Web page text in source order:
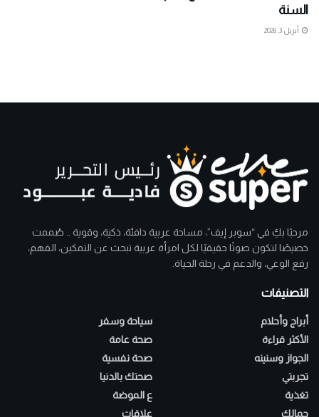
السنة
أبريل 3, 2026
مرحبًا بكِ في “سوبر إيف”، مساحة عربية دافئة، ذكية، وقوية .. صُممت
خصيصًا لتكون صوتًا حقيقيًا لكل امرأة عربية تبحث عن التمكين، الفهم،
رفع الوعي، والدعم في رحلة الحياة.
التصنيفات
أبراج وأحلام
الأكثر قراءة
الجواز وسنينه
تجربتي
تغذية
جمالك
سياحة وسفر
صحة عامة
صحة نفسية
صحتك بالدنيا
ع الموضة
علاقات